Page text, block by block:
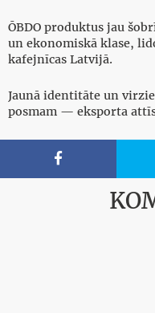
ŌBDO produktus jau
un ekonomiskā klase,
kafejnīcas Latvijā.
Jaunā identitāte un
posmam — eksporta
